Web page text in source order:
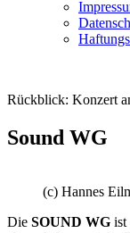
Rückblick: Konzert
Sound WG
(c) Hannes
Die SOUND WG ist